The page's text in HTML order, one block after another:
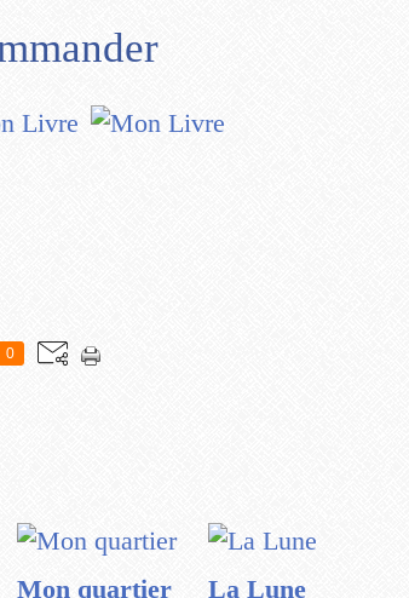
0
Mon quartier La Lune